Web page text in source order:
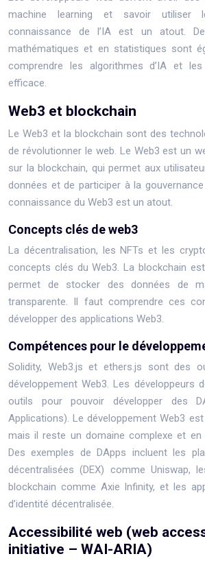
machine learning et savoir utiliser
connaissance de l’IA est un atout.
mathématiques et en statistiques sont
comprendre les algorithmes d’IA et
efficace.
Web3 et blockchain
Le Web3 et la blockchain sont des
de révolutionner le web. Le Web3 est un
sur la blockchain, qui permet aux
données et de participer à la
connaissance du Web3 est un atout.
Concepts clés de web3
La décentralisation, les NFTs et les
concepts clés du Web3. La blockchain
permet de stocker des données de
transparente. Il faut comprendre ces
développer des applications Web3.
Compétences pour le
Solidity, Web3.js et ethers.js sont des
développement Web3. Les développeurs
outils pour pouvoir développer des
Applications). Le développement Web3
mais il reste un domaine complexe et en
Des exemples de DApps incluent les
décentralisées (DEX) comme Uniswap,
blockchain comme Axie Infinity, et les
d’identité décentralisée.
Accessibilité web (web
initiative – WAI-ARIA)